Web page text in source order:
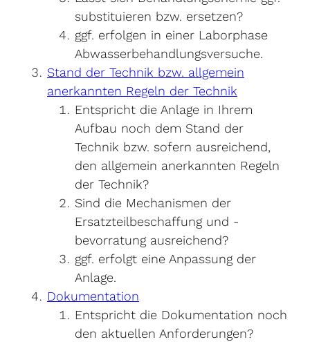
substituieren bzw. ersetzen?
ggf. erfolgen in einer Laborphase
Abwasserbehandlungsversuche.
Stand der Technik bzw. allgemein
anerkannten Regeln der Technik
Entspricht die Anlage in Ihrem
Aufbau noch dem Stand der
Technik bzw. sofern ausreichend,
den allgemein anerkannten Regeln
der Technik?
Sind die Mechanismen der
Ersatzteilbeschaffung und -
bevorratung ausreichend?
ggf. erfolgt eine Anpassung der
Anlage.
Dokumentation
Entspricht die Dokumentation noch
den aktuellen Anforderungen?